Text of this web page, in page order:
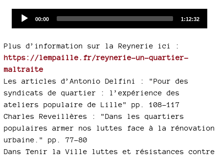
Current
00:00
Total
1:12:32
Plus d’information sur la Reynerie ici :
https://lempaille.fr/reynerie-un-quartier-
maltraite
Les articles d’Antonio Delfini : "Pour des
syndicats de quartier : l’expérience des
ateliers populaire de Lille" pp. 108-117
Charles Reveillères : "Dans les quartiers
populaires armer nos luttes face à la rénovation
urbaine." pp. 77-80
Dans Tenir la Ville luttes et résistances contre